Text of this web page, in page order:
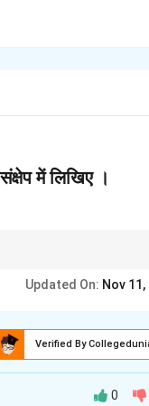
में लिखिए ।
Updated On: Nov 11,
Verified By
0